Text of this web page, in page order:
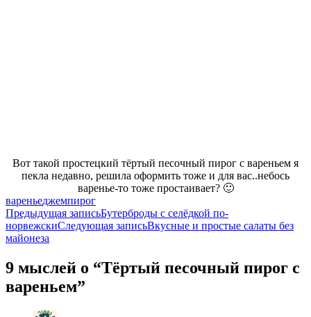
Вот такой простецкий тёртый песочный пирог с вареньем я
пекла недавно, решила оформить тоже и для вас..небось
варенье-то тоже простаивает? 🙂
вареньеджемпирог
Навигация
по
Предыдущая записьБутерброды с селёдкой по-
норвежскиСледующая записьВкусные и простые салаты без
майонеза
9 мыслей о “Тёртый песочный пирог с
вареньем”